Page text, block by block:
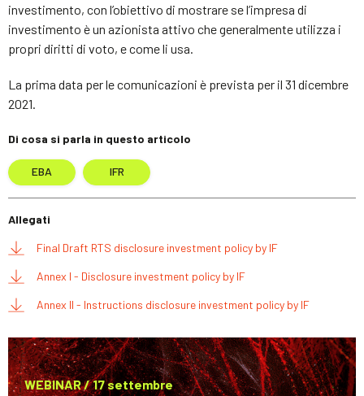
investimento, con l’obiettivo di mostrare se l’impresa di
investimento è un azionista attivo che generalmente utilizza i
propri diritti di voto, e come li usa.
La prima data per le comunicazioni è prevista per il 31 dicembre
2021.
Di cosa si parla in questo articolo
EBA IFR
Allegati
Final Draft RTS disclosure investment policy by IF
Annex I - Disclosure investment policy by IF
Annex II - Instructions disclosure investment policy by IF
WEBINAR / 17 settembre